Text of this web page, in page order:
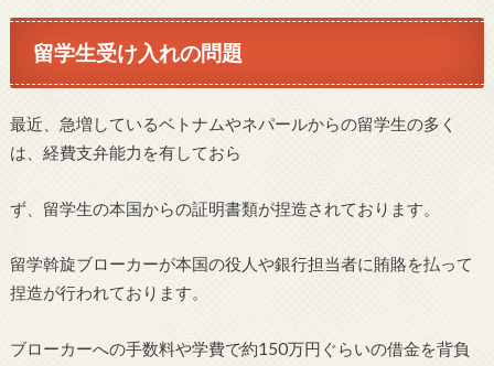
留学生受け入れの問題
最近、急増しているベトナムやネパールからの留学生の多く
は、経費支弁能力を有しておら
ず、留学生の本国からの証明書類が捏造されております。
留学斡旋ブローカーが本国の役人や銀行担当者に賄賂を払って
捏造が行われております。
ブローカーへの手数料や学費で約150万円ぐらいの借金を背負